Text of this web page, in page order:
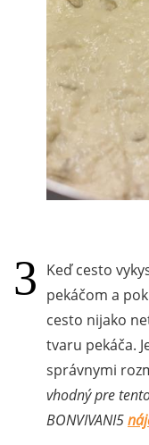
Keď cesto
pekáčom a
cesto nijako
tvaru pekáča.
správnymi
vhodný pre
BONVIVANI5